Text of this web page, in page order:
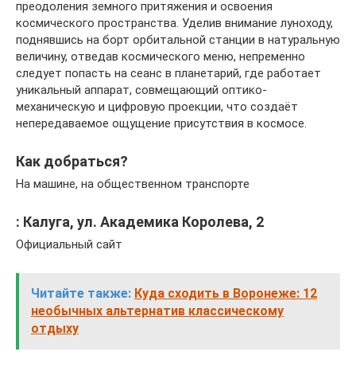
преодоления земного притяжения и освоения
космического пространства. Уделив внимание луноходу,
поднявшись на борт орбитальной станции в натуральную
величину, отведав космического меню, непременно
следует попасть на сеанс в планетарий, где работает
уникальный аппарат, совмещающий оптико-
механическую и цифровую проекции, что создаёт
непередаваемое ощущение присутствия в космосе.
Как добраться?
На машине, на общественном транспорте
: Калуга, ул. Академика Королева, 2
Официальный сайт
Читайте также: Куда сходить в Воронеже: 12
необычных альтернатив классическому
отдыху